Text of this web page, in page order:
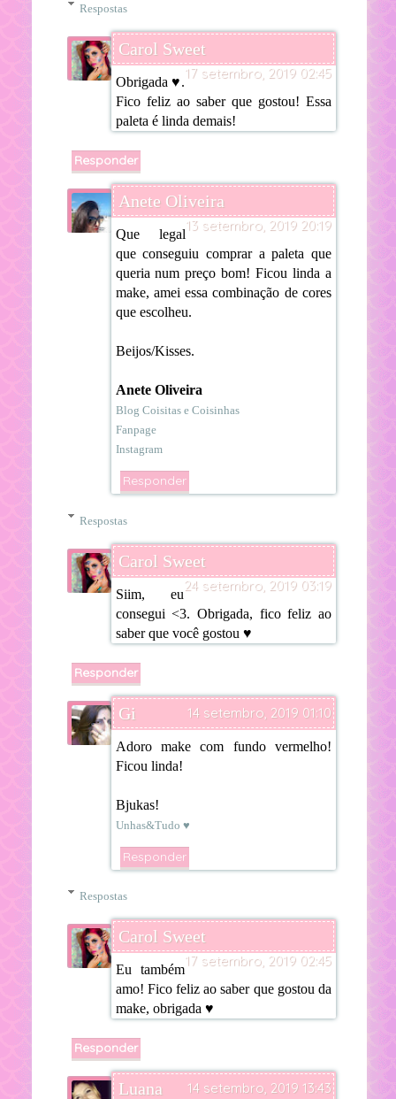
Respostas
Carol Sweet
17 setembro, 2019 02:45
Obrigada ♥.
Fico feliz ao saber que gostou! Essa
paleta é linda demais!
Responder
Anete Oliveira
13 setembro, 2019 20:19
Que legal
que conseguiu comprar a paleta que
queria num preço bom! Ficou linda a
make, amei essa combinação de cores
que escolheu.
Beijos/Kisses.
Anete Oliveira
Blog Coisitas e Coisinhas
Fanpage
Instagram
Responder
Respostas
Carol Sweet
24 setembro, 2019 03:19
Siim, eu
consegui <3. Obrigada, fico feliz ao
saber que você gostou ♥
Responder
Gi 14 setembro, 2019 01:10
Adoro make com fundo vermelho!
Ficou linda!
Bjukas!
Unhas&Tudo ♥
Responder
Respostas
Carol Sweet
17 setembro, 2019 02:45
Eu também
amo! Fico feliz ao saber que gostou da
make, obrigada ♥
Responder
Luana 14 setembro, 2019 13:43